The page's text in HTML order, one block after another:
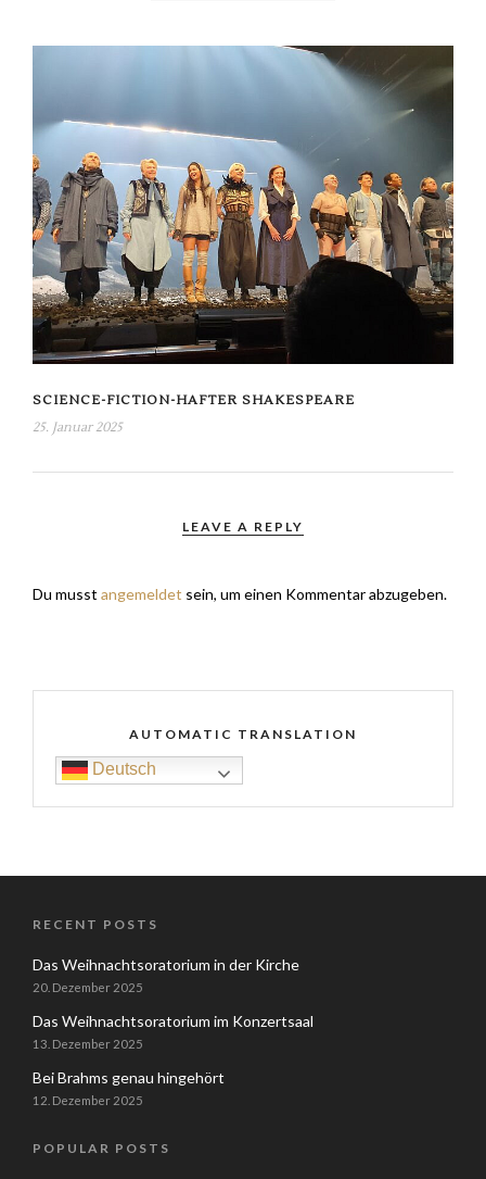
SCIENCE-FICTION-HAFTER SHAKESPEARE
25. Januar 2025
LEAVE A REPLY
Du musst angemeldet sein, um einen Kommentar abzugeben.
AUTOMATIC TRANSLATION
Deutsch
RECENT POSTS
Das Weihnachtsoratorium in der Kirche
20. Dezember 2025
Das Weihnachtsoratorium im Konzertsaal
13. Dezember 2025
Bei Brahms genau hingehört
12. Dezember 2025
POPULAR POSTS